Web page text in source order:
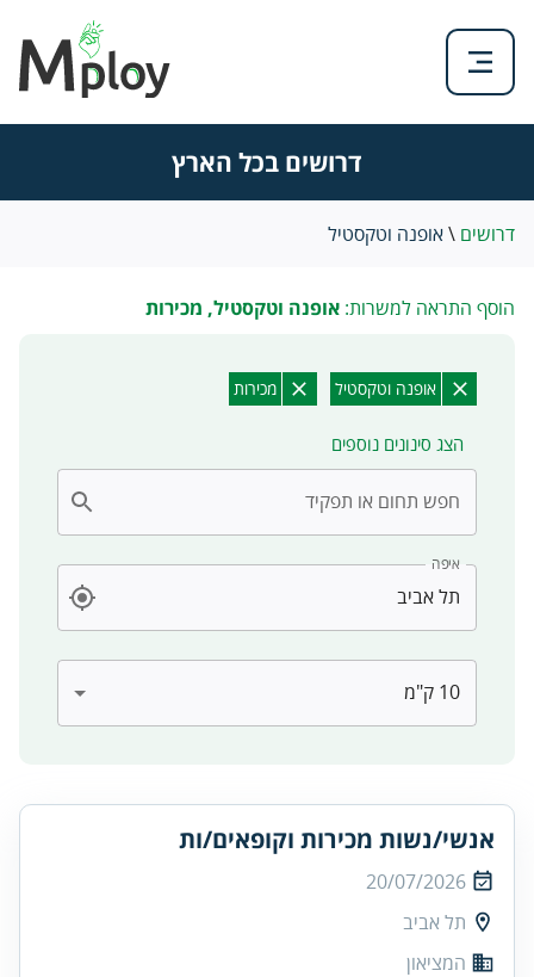
דרושים בכל הארץ
דרושים \אופנה וטקסטיל
הוסף התראה למשרות: אופנה וטקסטיל, מכירות
אופנה וטקסטיל מכירות
הצג סינונים נוספים
חפש תחום או תפקיד
איפה
אנשי/נשות מכירות וקופאים/ות
20/07/2026
תל אביב
המציאון